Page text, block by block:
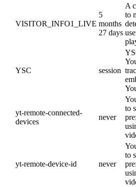
VISITOR_INFO1_LIVE
5
months
27 days
A
to
YSC session
yt-remote-connected-
devices
never
to
yt-remote-device-id never
to